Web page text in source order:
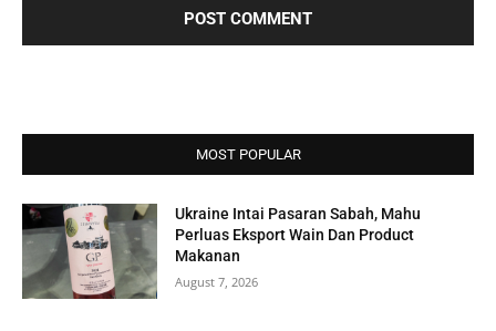
MOST POPULAR
Ukraine Intai Pasaran Sabah, Mahu
Perluas Eksport Wain Dan Product
Makanan
August 7, 2026